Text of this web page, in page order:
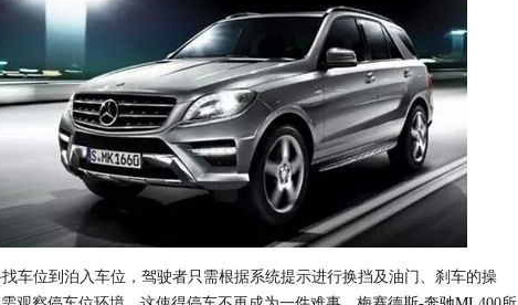
车位到泊入车位，驾驶者只需根据系统提示进行换挡及油门、刹车的操